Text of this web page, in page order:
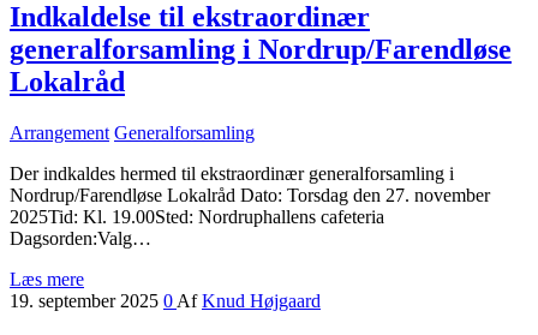
Indkaldelse til ekstraordinær
generalforsamling i Nordrup/Farendløse
Lokalråd
Arrangement Generalforsamling
Der indkaldes hermed til ekstraordinær generalforsamling i
Nordrup/Farendløse Lokalråd Dato: Torsdag den 27. november
2025Tid: Kl. 19.00Sted: Nordruphallens cafeteria
Dagsorden:Valg…
Læs mere
19. september 2025 0 Af Knud Højgaard